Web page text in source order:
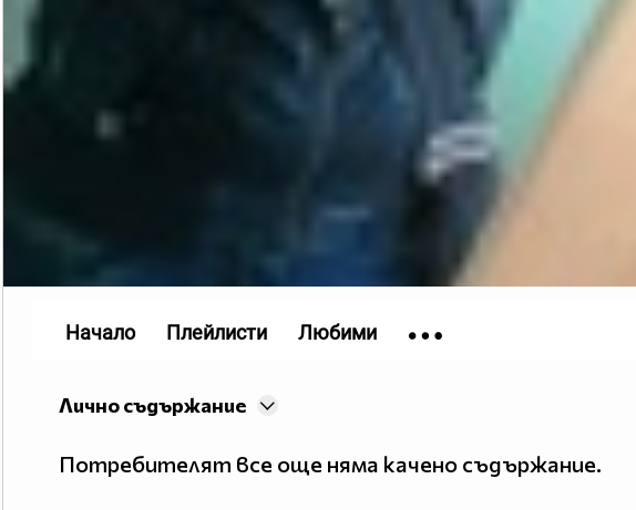
Лично съдържание
Потребителят все още няма качено съдържание.
Начало Плейлисти Любими